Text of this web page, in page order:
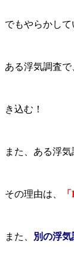
でもやらかして
ある浮気調査
き込む！
また、ある浮
その理由は、
また、 別の浮気